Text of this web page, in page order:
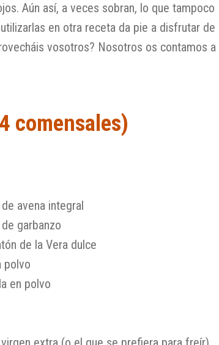
Aún así, a veces sobran, lo que tampoco
en otra receta da pie a disfrutar de
vosotros? Nosotros os contamos a
comensales)
avena integral
garbanzo
de la Vera dulce
polvo
en polvo